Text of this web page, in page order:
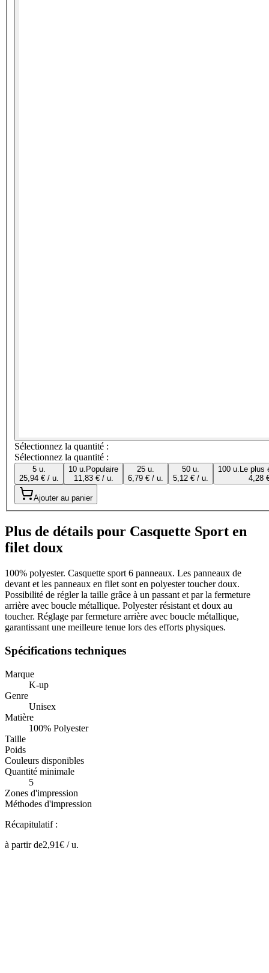
Sélectionnez la quantité :
Sélectionnez la quantité :
5 u.
25,94 € / u.
10 u. Populaire
11,83 € / u.
25 u.
6,79 € / u.
50 u.
5,12 € / u.
100 u. Le plus
4,28
Ajouter au panier
Plus de détails pour Casquette Sport en
filet doux
100% polyester. Casquette sport 6 panneaux. Les panneaux de
devant et les panneaux en filet sont en polyester toucher doux.
Possibilité de régler la taille grâce à un passant et par la fermeture
arrière avec boucle métallique. Polyester résistant et doux au
toucher. Réglage par fermeture arrière avec boucle métallique,
garantissant une meilleure tenue lors des efforts physiques.
Spécifications techniques
Marque
K-up
Genre
Unisex
Matière
100% Polyester
Taille
Poids
Couleurs disponibles
Quantité minimale
5
Zones d'impression
Méthodes d'impression
Récapitulatif :
à partir de2,91€ /u.